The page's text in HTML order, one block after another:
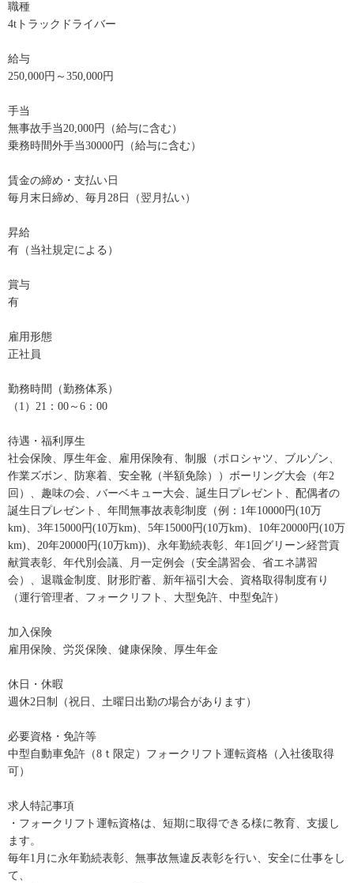
職種
4tトラックドライバー
給与
250,000円～350,000円
手当
無事故手当20,000円（給与に含む）
乗務時間外手当30000円（給与に含む）
賃金の締め・支払い日
毎月末日締め、毎月28日（翌月払い）
昇給
有（当社規定による）
賞与
有
雇用形態
正社員
勤務時間（勤務体系）
（1）21：00～6：00
待遇・福利厚生
社会保険、厚生年金、雇用保険有、制服（ポロシャツ、ブルゾン、
作業ズボン、防寒着、安全靴（半額免除））ボーリング大会（年2
回）、趣味の会、バーベキュー大会、誕生日プレゼント、配偶者の
誕生日プレゼント、年間無事故表彰制度（例：1年10000円(10万
km)、3年15000円(10万km)、5年15000円(10万km)、10年20000円(10万
km)、20年20000円(10万km))、永年勤続表彰、年1回グリーン経営貢
献賞表彰、年代別会議、月一定例会（安全講習会、省エネ講習
会）、退職金制度、財形貯蓄、新年福引大会、資格取得制度有り
（運行管理者、フォークリフト、大型免許、中型免許）
加入保険
雇用保険、労災保険、健康保険、厚生年金
休日・休暇
週休2日制（祝日、土曜日出勤の場合があります）
必要資格・免許等
中型自動車免許（8ｔ限定）フォークリフト運転資格（入社後取得
可）
求人特記事項
・フォークリフト運転資格は、短期に取得できる様に教育、支援し
ます。
毎年1月に永年勤続表彰、無事故無違反表彰を行い、安全に仕事をし
て、